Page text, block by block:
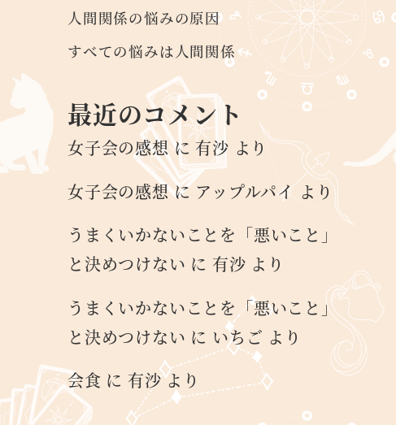
人間関係の悩みの原因
すべての悩みは人間関係
最近のコメント
女子会の感想に 有沙 より
女子会の感想にアップルパイ より
うまくいかないことを「悪いこと」
と決めつけない に 有沙 より
うまくいかないことを「悪いこと」
と決めつけない に いちご より
会食 に 有沙より